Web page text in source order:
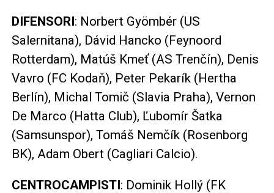
DIFENSORI: Norbert Gyömbér (US
Salernitana), Dávid Hancko (Feynoord
Rotterdam), Matúš Kmeť (AS Trenčín), Denis
Vavro (FC Kodaň), Peter Pekarík (Hertha
Berlín), Michal Tomič (Slavia Praha), Vernon
De Marco (Hatta Club), Ľubomír Šatka
(Samsunspor), Tomáš Nemčík (Rosenborg
BK), Adam Obert (Cagliari Calcio).
CENTROCAMPISTI: Dominik Hollý (FK